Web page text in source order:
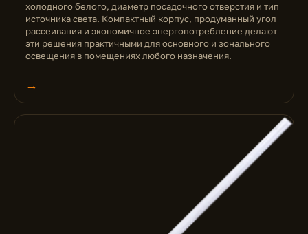
холодного белого, диаметр посадочного отверстия и тип
источника света. Компактный корпус, продуманный угол
рассеивания и экономичное энергопотребление делают
эти решения практичными для основного и зонального
освещения в помещениях любого назначения.
→